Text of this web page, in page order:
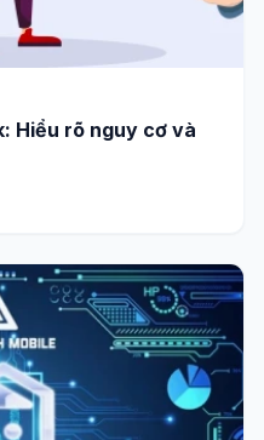
Hiểu rõ nguy cơ và